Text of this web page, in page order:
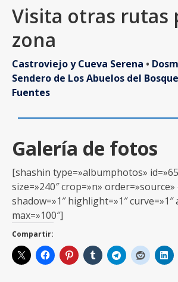
Visita otras rutas
zona
Castroviejo y Cueva Serena •
Sendero de Los Abuelos del
Fuentes
Galería de fotos
[shashin type=»albumphotos»
size=»240″ crop=»n»
shadow=»1″ highlight=»1″
max=»100″]
Compartir: